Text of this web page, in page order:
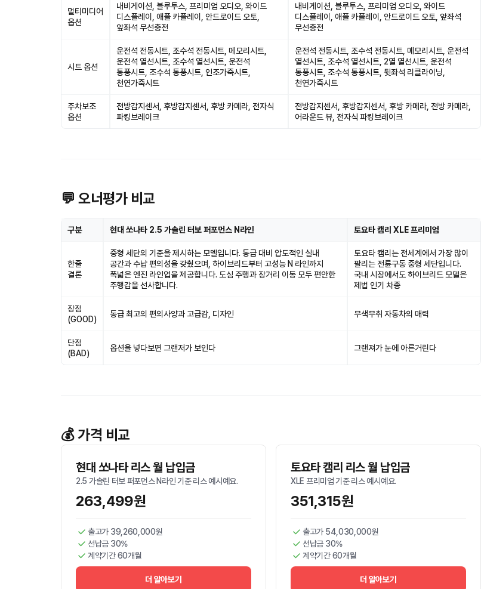
멀티미디어
옵션
내비게이션, 블루투스, 프리미엄 오디오, 와이드
디스플레이, 애플 카플레이, 안드로이드 오토,
앞좌석 무선충전
내비게이션, 블루투스, 프리미엄 오디오, 와이드
디스플레이, 애플 카플레이, 안드로이드 오토, 앞좌석
무선충전
시트 옵션
운전석 전동시트, 조수석 전동시트, 메모리시트,
운전석 열선시트, 조수석 열선시트, 운전석
통풍시트, 조수석 통풍시트, 인조가죽시트,
천연가죽시트
운전석 전동시트, 조수석 전동시트, 메모리시트, 운전석
열선시트, 조수석 열선시트, 2열 열선시트, 운전석
통풍시트, 조수석 통풍시트, 뒷좌석 리클라이닝,
천연가죽시트
주차보조
옵션
전방감지센서, 후방감지센서, 후방 카메라, 전자식
파킹브레이크
전방감지센서, 후방감지센서, 후방 카메라, 전방 카메라,
어라운드 뷰, 전자식 파킹브레이크
💬 오너평가 비교
구분 현대 쏘나타 2.5 가솔린 터보 퍼포먼스 N라인 토요타 캠리 XLE 프리미엄
한줄
결론
중형 세단의 기준을 제시하는 모델입니다. 동급 대비 압도적인 실내
공간과 수납 편의성을 갖췄으며, 하이브리드부터 고성능 N 라인까지
폭넓은 엔진 라인업을 제공합니다. 도심 주행과 장거리 이동 모두 편안한
주행감을 선사합니다.
토요타 캠리는 전세계에서 가장 많이
팔리는 전륜구동 중형 세단입니다.
국내 시장에서도 하이브리드 모델은
제법 인기 차종
장점
(GOOD)
동급 최고의 편의사양과 고급감, 디자인 무색무취 자동차의 매력
단점
(BAD)
옵션을 넣다보면 그랜저가 보인다 그랜져가 눈에 아른거린다
💰 가격 비교
현대 쏘나타 리스 월 납입금
2.5 가솔린 터보 퍼포먼스 N라인 기준 리스 예시예요.
263,499원
출고가 39,260,000원
선납금 30%
계약기간 60개월
더 알아보기
토요타 캠리 리스 월 납입금
XLE 프리미엄 기준 리스 예시예요.
351,315원
출고가 54,030,000원
선납금 30%
계약기간 60개월
더 알아보기